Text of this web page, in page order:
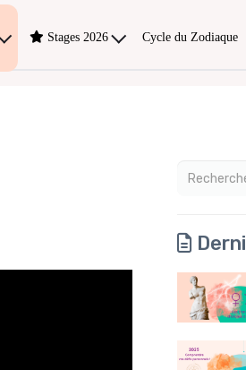
Stages 2026 Cycle du Zodiaque